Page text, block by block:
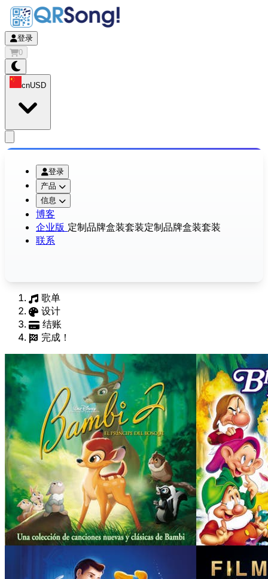
登录
0
cnUSD
登录
产品
信息
博客
企业版 定制品牌盒装套装定制品牌盒装套装
联系
歌单
设计
结账
完成！